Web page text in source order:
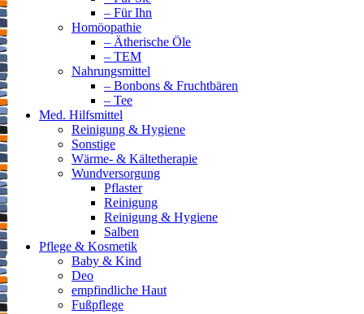
– Für Ihn
Homöopathie
– Ätherische Öle
– TEM
Nahrungsmittel
– Bonbons & Fruchtbären
– Tee
Med. Hilfsmittel
Reinigung & Hygiene
Sonstige
Wärme- & Kältetherapie
Wundversorgung
Pflaster
Reinigung
Reinigung & Hygiene
Salben
Pflege & Kosmetik
Baby & Kind
Deo
empfindliche Haut
Fußpflege